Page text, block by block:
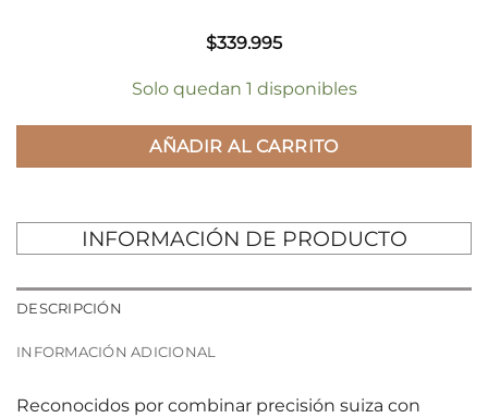
$339.995
Solo quedan 1 disponibles
AÑADIR AL CARRITO
INFORMACIÓN DE PRODUCTO
DESCRIPCIÓN
INFORMACIÓN ADICIONAL
Reconocidos por combinar precisión suiza con